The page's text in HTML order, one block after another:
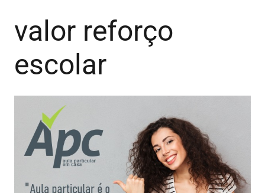
valor reforço
escolar